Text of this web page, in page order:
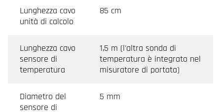
Lunghezza cavo
unità di calcolo
85 cm
Lunghezza cavo
sensore di
temperatura
1,5 m (l'altra sonda di
temperatura è integrato nel
misuratore di portata)
Diametro del
sensore di
5 mm